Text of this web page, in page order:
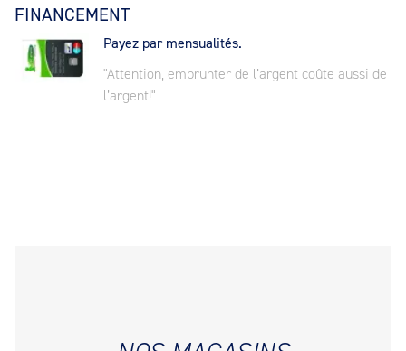
FINANCEMENT
Payez par mensualités.
"Attention, emprunter de l’argent coûte aussi de
l’argent!"